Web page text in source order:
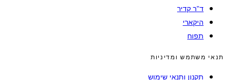
ד"ר קדיר
היקארי
תפוח
תנאי משתמש ומדיניות
תקנון ותנאי שימוש